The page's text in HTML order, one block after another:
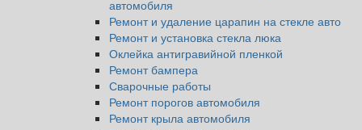
автомобиля
Ремонт и удаление царапин на стекле авто
Ремонт и установка стекла люка
Оклейка антигравийной пленкой
Ремонт бампера
Сварочные работы
Ремонт порогов автомобиля
Ремонт крыла автомобиля